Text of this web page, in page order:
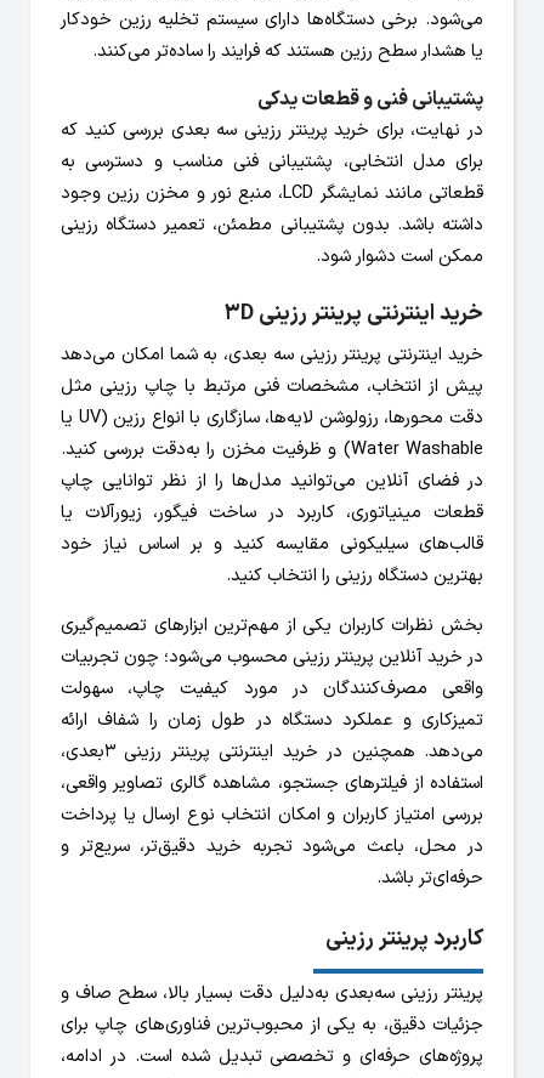
می‌شود. برخی دستگاه‌ها دارای سیستم تخلیه رزین خودکار
یا هشدار سطح رزین هستند که فرایند را ساده‌تر می‌کنند.
پشتیبانی فنی و قطعات یدکی
در نهایت، برای خرید پرینتر رزینی سه بعدی بررسی کنید که
برای مدل انتخابی، پشتیبانی فنی مناسب و دسترسی به
قطعاتی مانند نمایشگر LCD، منبع نور و مخزن رزین وجود
داشته باشد. بدون پشتیبانی مطمئن، تعمیر دستگاه رزینی
ممکن است دشوار شود.
خرید اینترنتی پرینتر رزینی 3D
خرید اینترنتی پرینتر رزینی سه بعدی، به شما امکان می‌دهد
پیش از انتخاب، مشخصات فنی مرتبط با چاپ رزینی مثل
دقت محورها، رزولوشن لایه‌ها، سازگاری با انواع رزین (UV یا
Water Washable) و ظرفیت مخزن را به‌دقت بررسی کنید.
در فضای آنلاین می‌توانید مدل‌ها را از نظر توانایی چاپ
قطعات مینیاتوری، کاربرد در ساخت فیگور، زیورآلات یا
قالب‌های سیلیکونی مقایسه کنید و بر اساس نیاز خود
بهترین دستگاه رزینی را انتخاب کنید.
بخش نظرات کاربران یکی از مهم‌ترین ابزارهای تصمیم‌گیری
در خرید آنلاین پرینتر رزینی محسوب می‌شود؛ چون تجربیات
واقعی مصرف‌کنندگان در مورد کیفیت چاپ، سهولت
تمیزکاری و عملکرد دستگاه در طول زمان را شفاف ارائه
می‌دهد. همچنین در خرید اینترنتی پرینتر رزینی 3بعدی،
استفاده از فیلترهای جستجو، مشاهده گالری تصاویر واقعی،
بررسی امتیاز کاربران و امکان انتخاب نوع ارسال یا پرداخت
در محل، باعث می‌شود تجربه خرید دقیق‌تر، سریع‌تر و
حرفه‌ای‌تر باشد.
کاربرد پرینتر رزینی
پرینتر رزینی سه‌بعدی به‌دلیل دقت بسیار بالا، سطح صاف و
جزئیات دقیق، به یکی از محبوب‌ترین فناوری‌های چاپ برای
پروژه‌های حرفه‌ای و تخصصی تبدیل شده است. در ادامه،